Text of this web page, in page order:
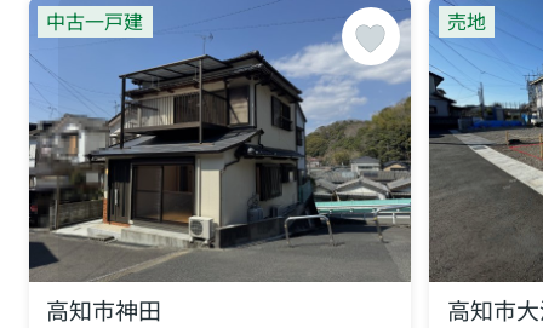
中古一戸建
高知市神田
売地
高知市